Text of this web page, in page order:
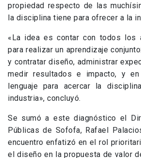
propiedad respecto de las
la disciplina tiene para ofrecer a la
«La idea es contar con todos los
para realizar un aprendizaje
y contratar diseño, administrar
medir resultados e impacto, y
lenguaje para acercar la
industria», concluyó.
Se sumó a este diagnóstico el
Públicas de Sofofa, Rafael
encuentro enfatizó en el rol
el diseño en la propuesta de valor